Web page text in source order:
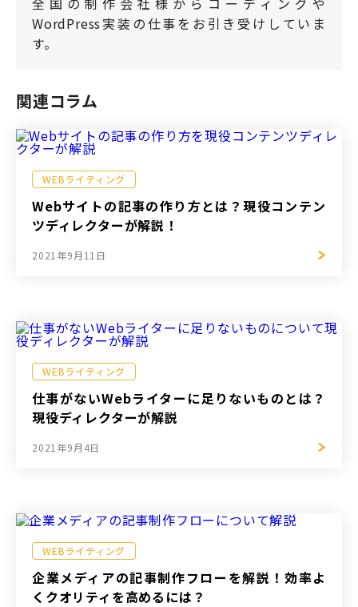
WordPress実装の仕事をお引き受けしていま
す。
関連コラム
WEBライティング
Webサイトの記事の作り方とは？現役コンテン
ツディレクターが解説！
2021年9月11日
WEBライティング
仕事がないWebライターに足りないものとは？
現役ディレクターが解説
2021年9月4日
WEBライティング
企業メディアの記事制作フローを解説！効率よ
くクオリティを高めるには？